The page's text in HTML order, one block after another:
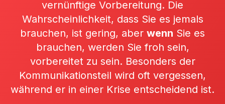
vernünftige Vorbereitung. Die
Wahrscheinlichkeit, dass Sie es jemals
brauchen, ist gering, aber wenn Sie es
brauchen, werden Sie froh sein,
vorbereitet zu sein. Besonders der
Kommunikationsteil wird oft vergessen,
während er in einer Krise entscheidend ist.